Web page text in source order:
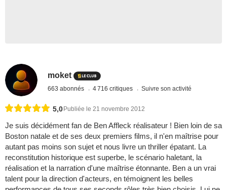
moket
663 abonnés 4 716 critiques Suivre son activité
5,0 Publiée le 21 novembre 2012
Je suis décidément fan de Ben Affleck réalisateur ! Bien loin de sa
Boston natale et de ses deux premiers films, il n'en maîtrise pour
autant pas moins son sujet et nous livre un thriller épatant. La
reconstitution historique est superbe, le scénario haletant, la
réalisation et la narration d'une maîtrise étonnante. Ben a un vrai
talent pour la direction d'acteurs, en témoignent les belles